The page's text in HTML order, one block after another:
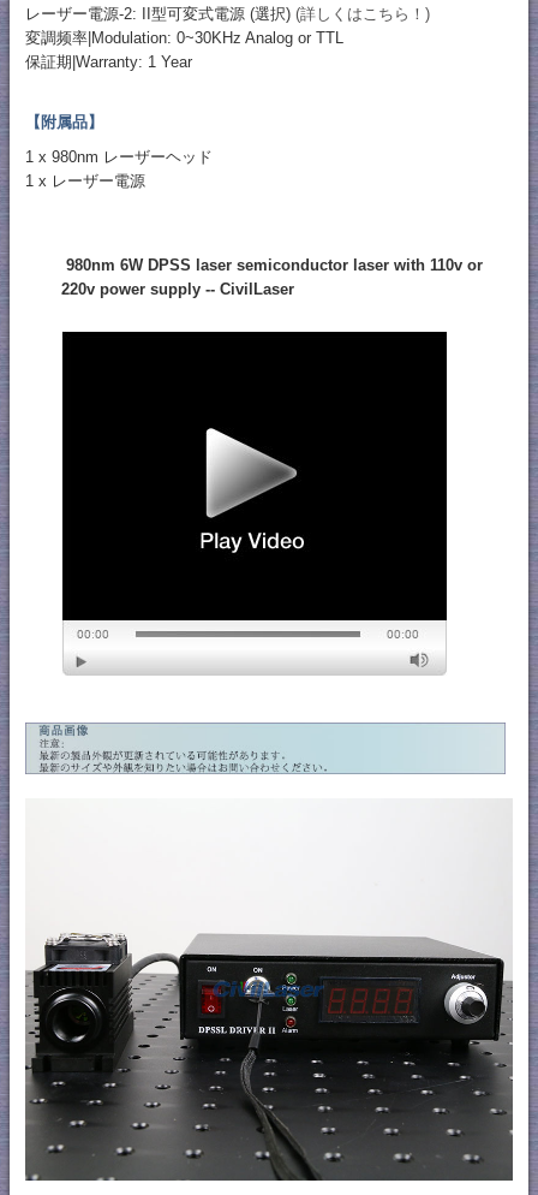
レーザー電源-2: II型可変式電源 (選択) (詳しくはこちら！)
変調频率|Modulation: 0~30KHz Analog or TTL
保証期|Warranty: 1 Year
【附属品】
1 x 980nm レーザーヘッド
1 x レーザー電源
980nm 6W DPSS laser semiconductor laser with 110v or
220v power supply -- CivilLaser